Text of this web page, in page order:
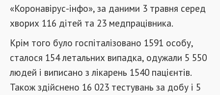
«Коронавірус-інфо», за даними 3 травня серед
хворих 116 дітей та 23 медпрацівника.
Крім того було госпіталізовано 1591 особу,
сталося 154 летальних випадка, одужали 5 550
людей і виписано з лікарень 1540 пацієнтів.
Також здійснено 16 023 тестувань за добу і 5